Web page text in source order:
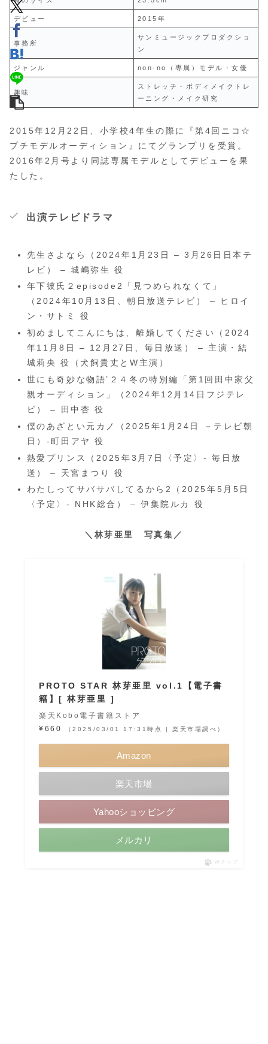
デビュー 2015年
事務所
サンミュージックプロダクショ
ン
ジャンル non-no（専属）モデル・女優
趣味
ストレッチ・ボディメイクトレ
ーニング・メイク研究
2015年12月22日、小学校4年生の際に『第4回ニコ☆
プチモデルオーディション』にてグランプリを受賞。
2016年2月号より同誌専属モデルとしてデビューを果
たした。
出演テレビドラマ
先生さよなら（2024年1月23日 – 3月26日日本テ
レビ） – 城嶋弥生 役
年下彼氏２episode2「見つめられなくて」
（2024年10月13日、朝日放送テレビ） – ヒロイ
ン・サトミ 役
初めましてこんにちは、離婚してください（2024
年11月8日 – 12月27日、毎日放送） – 主演・結
城莉央 役（犬飼貴丈とW主演）
世にも奇妙な物語’２４冬の特別編「第1回田中家父
親オーディション」（2024年12月14日フジテレ
ビ） – 田中杏 役
僕のあざとい元カノ（2025年1月24日 －テレビ朝
日）-町田アヤ 役
熱愛プリンス（2025年3月7日〈予定〉- 毎日放
送） – 天宮まつり 役
わたしってサバサバしてるから2（2025年5月5日
〈予定〉- NHK総合） – 伊集院ルカ 役
＼林芽亜里 写真集／
PROTO STAR 林芽亜里 vol.1【電子書
籍】[ 林芽亜里 ]
楽天Kobo電子書籍ストア
¥660
（2025/03/01 17:31時点 | 楽天市場調べ）
Amazon
楽天市場
Yahooショッピング
メルカリ
ポチップ